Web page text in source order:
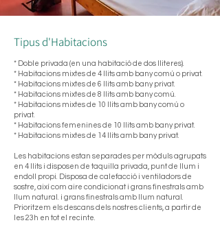
Tipus d'Habitacions
* Doble privada (en una habitació de dos lliteres).
* Habitacions mixtes de 4 llits amb bany comú o privat.
* Habitacions mixtes de 6 llits amb bany privat.
* Habitacions mixtes de 8 llits amb bany comú.
* Habitacions mixtes de 10 llits amb bany comú o
privat.
* Habitacions femenines de 10 llits amb bany privat.
* Habitacions mixtes de 14 llits amb bany privat.
Les habitacions estan separades per mòduls agrupats
en 4 llits i disposen de taquilla privada, punt de llum i
endoll propi. Disposa de calefacció i ventiladors de
sostre, així com aire condicionat i grans finestrals amb
llum natural. i grans finestrals amb llum natural.
Prioritzem els descans dels nostres clients, a partir de
les 23h en tot el recinte.